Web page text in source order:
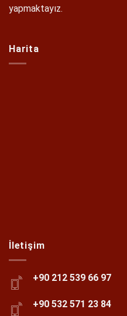
yapmaktayız.
Harita
İletişim
+90 212 539 66 97
+90 532 571 23 84